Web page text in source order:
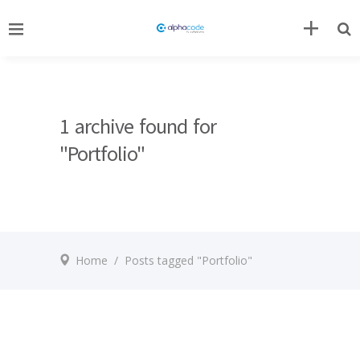
1 archive found for
"Portfolio"
Home / Posts tagged "Portfolio"